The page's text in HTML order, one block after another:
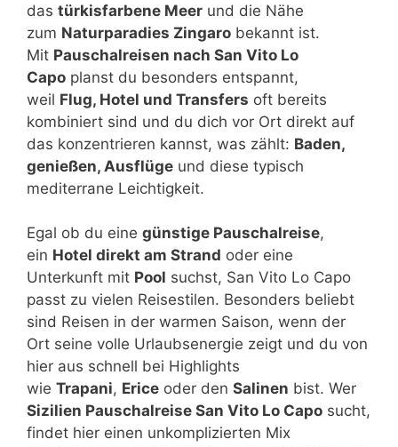
das türkisfarbene Meer und die Nähe
zum Naturparadies Zingaro bekannt ist.
Mit Pauschalreisen nach San Vito Lo
Capo planst du besonders entspannt,
weil Flug, Hotel und Transfers oft bereits
kombiniert sind und du dich vor Ort direkt auf
das konzentrieren kannst, was zählt: Baden,
genießen, Ausflüge und diese typisch
mediterrane Leichtigkeit.
Egal ob du eine günstige Pauschalreise,
ein Hotel direkt am Strand oder eine
Unterkunft mit Pool suchst, San Vito Lo Capo
passt zu vielen Reisestilen. Besonders beliebt
sind Reisen in der warmen Saison, wenn der
Ort seine volle Urlaubsenergie zeigt und du von
hier aus schnell bei Highlights
wie Trapani, Erice oder den Salinen bist. Wer
Sizilien Pauschalreise San Vito Lo Capo sucht,
findet hier einen unkomplizierten Mix